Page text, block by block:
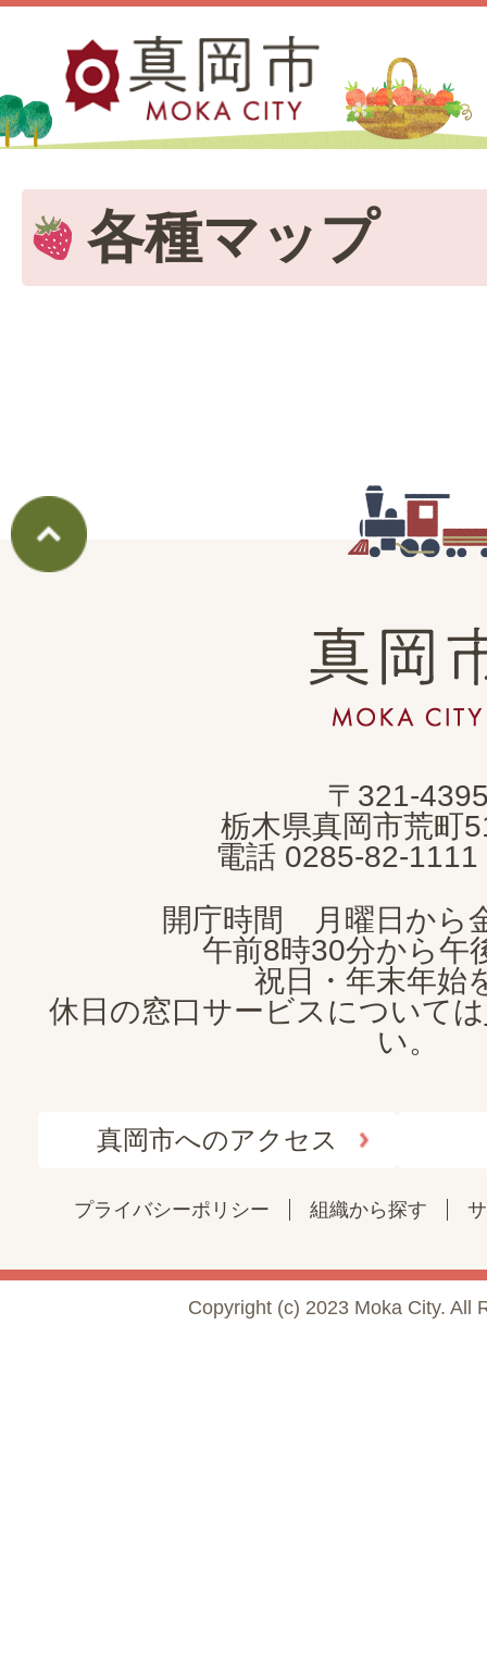
各種マップ
真
岡
市
CITY
〒321-
栃木県真岡市荒町
電話 0285-82-1111
開庁時間 月曜日から
午前8時30分から午
祝日・年末年始
休日の窓口サービスについては
い。
真岡市へのアクセス
プライバシーポリシー 組織から探す
Copyright (c) 2023 Moka City. All